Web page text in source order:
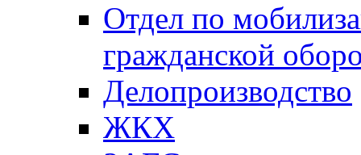
Отдел по
гражданской
Делопроизводство
ЖКХ